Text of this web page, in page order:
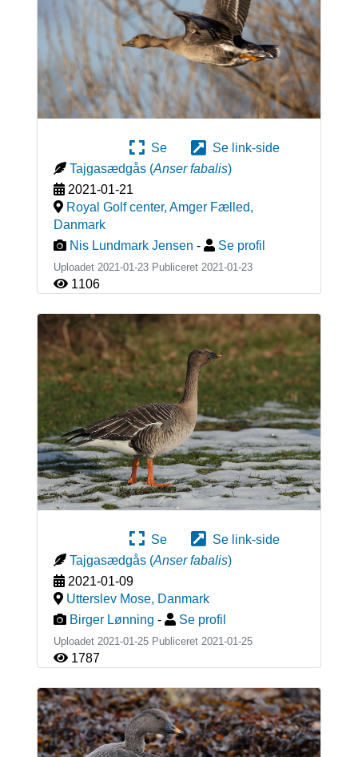
Se
Se link-side
Tajgasædgås (Anser fabalis)
2021-01-21
Royal Golf center, Amger Fælled,
Danmark
Nis Lundmark Jensen - Se profil
Uploadet 2021-01-23 Publiceret 2021-01-23
1106
Se
Se link-side
Tajgasædgås (Anser fabalis)
2021-01-09
Utterslev Mose, Danmark
Birger Lønning - Se profil
Uploadet 2021-01-25 Publiceret 2021-01-25
1787